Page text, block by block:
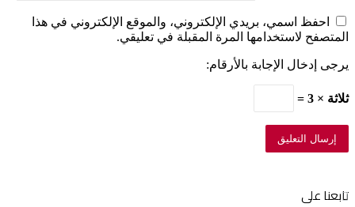
احفظ اسمي، بريدي الإلكتروني، والموقع الإلكتروني في هذا
المتصفح لاستخدامها المرة المقبلة في تعليقي.
يرجى إدخال الإجابة بالأرقام:
ثلاثة × 3 =
تابعنا على